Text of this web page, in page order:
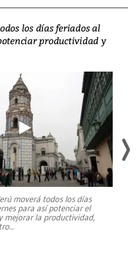
los días feriados al
productividad y
moverá todos los días
para así potenciar el
mejorar la productividad,
...